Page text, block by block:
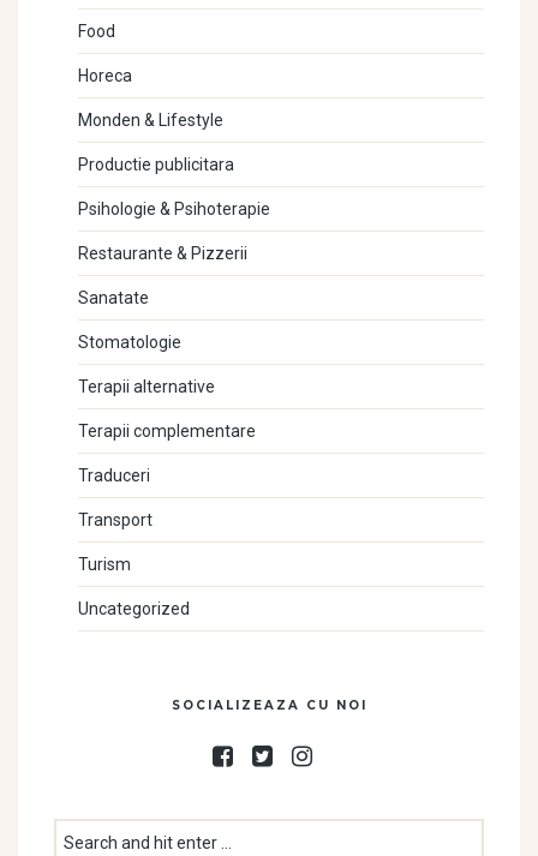
Food
Horeca
Monden & Lifestyle
Productie publicitara
Psihologie & Psihoterapie
Restaurante & Pizzerii
Sanatate
Stomatologie
Terapii alternative
Terapii complementare
Traduceri
Transport
Turism
Uncategorized
SOCIALIZEAZA CU NOI